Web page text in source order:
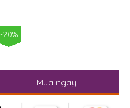
-20%
Mua ngay